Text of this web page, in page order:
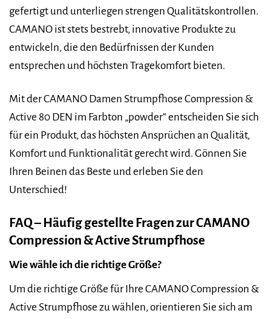
gefertigt und unterliegen strengen Qualitätskontrollen.
CAMANO ist stets bestrebt, innovative Produkte zu
entwickeln, die den Bedürfnissen der Kunden
entsprechen und höchsten Tragekomfort bieten.
Mit der CAMANO Damen Strumpfhose Compression &
Active 80 DEN im Farbton „powder“ entscheiden Sie sich
für ein Produkt, das höchsten Ansprüchen an Qualität,
Komfort und Funktionalität gerecht wird. Gönnen Sie
Ihren Beinen das Beste und erleben Sie den
Unterschied!
FAQ – Häufig gestellte Fragen zur CAMANO
Compression & Active Strumpfhose
Wie wähle ich die richtige Größe?
Um die richtige Größe für Ihre CAMANO Compression &
Active Strumpfhose zu wählen, orientieren Sie sich am